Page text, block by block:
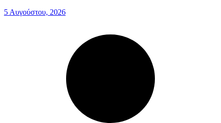
5 Αυγούστου, 2026